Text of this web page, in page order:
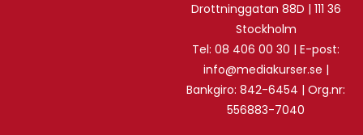
Drottninggatan 88D | 111 36
Stockholm
Tel: 08 406 00 30 | E-post:
info@mediakurser.se |
Bankgiro: 842-6454 | Org.nr:
556883-7040